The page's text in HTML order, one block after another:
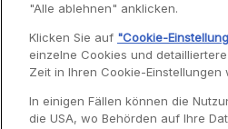
"Alle ablehnen" anklicken.
Klicken Sie auf "Cookie-
einzelne Cookies und
Zeit in Ihren Cookie-Einstellungen
In einigen Fällen können die
die USA, wo Behörden auf Ihre